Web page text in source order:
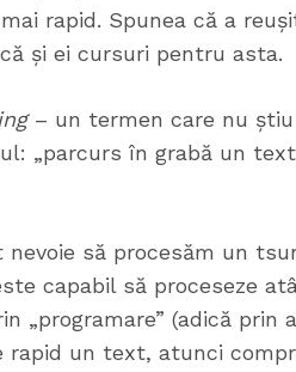
rapid. Spunea că a
și ei cursuri pentru asta.
– un termen care nu știu
„parcurs în grabă un
să procesăm un
capabil să proceseze
(adică prin
rapid un text, atunci